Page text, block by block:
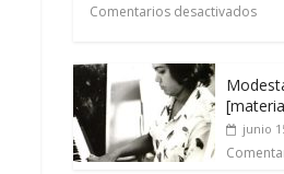
Comentarios desactivados
junio